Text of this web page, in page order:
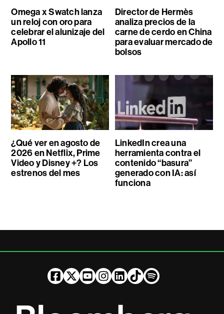
Omega x Swatch lanza
un reloj con oro para
celebrar el alunizaje del
Apollo 11
Director de Hermès
analiza precios de la
carne de cerdo en China
para evaluar mercado de
bolsos
¿Qué ver en agosto de
2026 en Netflix, Prime
Video y Disney +? Los
estrenos del mes
LinkedIn crea una
herramienta contra el
contenido “basura”
generado con IA: así
funciona